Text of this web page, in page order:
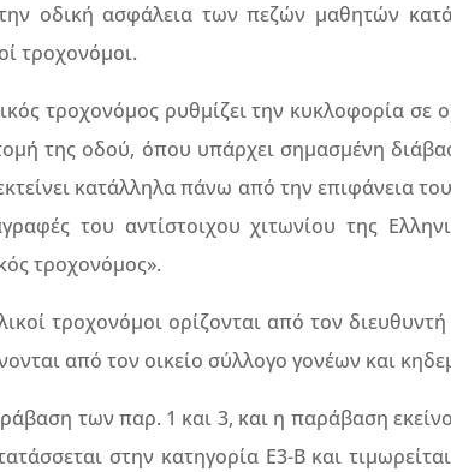
οδική ασφάλεια των πεζών μαθητών
τροχονόμοι.
τροχονόμος ρυθμίζει την κυκλοφορία
της οδού, όπου υπάρχει σημασμένη
κατάλληλα πάνω από την επιφάνεια
του αντίστοιχου χιτωνίου της
τροχονόμος».
τροχονόμοι ορίζονται από τον
από τον οικείο σύλλογο γονέων και
των παρ. 1 και 3, και η παράβαση
στην κατηγορία Ε3-Β και